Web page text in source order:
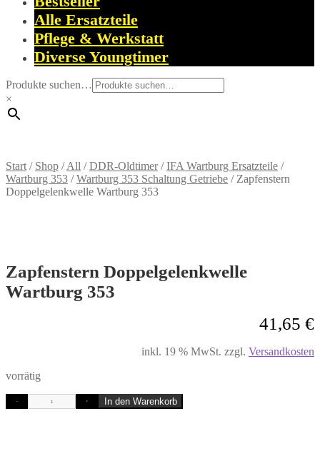
Alle Ersatzteile
Pflege & Werkstatt
Diverse Youngtimer
Produkte suchen…
×
Start / Shop /All /DDR-Oldtimer/IFA Wartburg Ersatzteile /
Wartburg 353 /Wartburg 353 Schaltung Getriebe / Zapfenstern
Doppelgelenkwelle Wartburg 353
Zapfenstern Doppelgelenkwelle
Wartburg 353
41,65 €
inkl. 19 % MwSt. zzgl. Versandkosten
vorrätig
- + In den Warenkorb